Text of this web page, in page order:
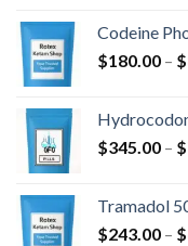
Codeine
$180.00 – $
$345.00 – $
Tramadol
$243.00 – $